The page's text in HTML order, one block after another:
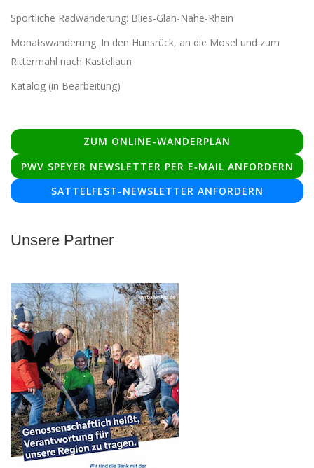
Sportliche Radwanderung: Blies-Glan-Nahe-Rhein
Monatswanderung: In den Hunsrück, an die Mosel und zum
Rittermahl nach Kastellaun
Katalog (in Bearbeitung)
ZUM ONLINE-WANDERPLAN
PWV SPEYER NEWSLETTER PER E‑MAIL ANFORDERN
SATTELFEST-NEWSLETTER ANFORDERN
Unsere Partner